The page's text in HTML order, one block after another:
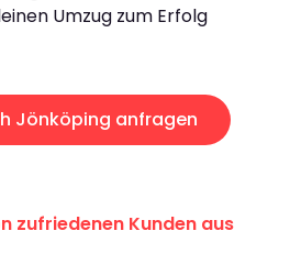
Umzug zum Erfolg
Jönköping anfragen
zufriedenen Kunden aus